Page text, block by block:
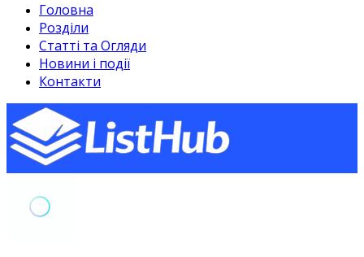
Головна
Розділи
Статті та Огляди
Новини і події
Контакти